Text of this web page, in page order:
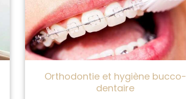
Orthodontie et hygiène bucco-
dentaire